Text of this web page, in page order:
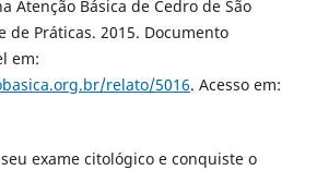
Atenção Básica de Cedro de São
de Práticas. 2015. Documento
em:
relato/5016. Acesso em:
seu exame citológico e conquiste o